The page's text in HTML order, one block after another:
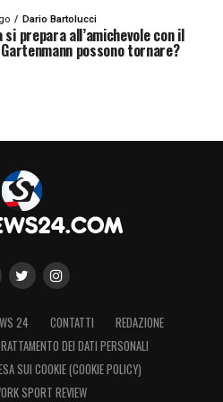
Dario Bartolucci
si prepara all’amichevole con il
possono tornare?
24 CONTATTI
REDAZIONE
DEI DATI PERSONALI
SUI COOKIE (COOKIE POLICY)
SPORT REVIEW